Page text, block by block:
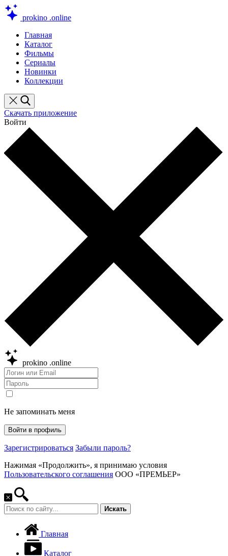
prokino .online
Главная
Каталог
Фильмы
Сериалы
Новинки
Коллекции
Скачать приложение
Войти
prokino .online
Не запоминать меня
Войти в профиль
Зарегистрироваться Забыли пароль?
Нажимая «Продолжить», я принимаю условия
Пользовательского соглашения ООО «ПРЕМЬЕР»
Искать
Главная
Каталог